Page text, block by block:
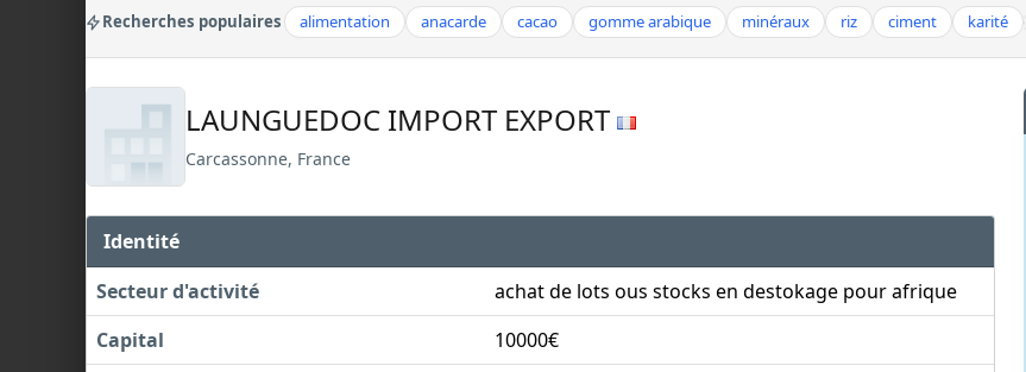
Recherches populaires alimentation anacarde cacao gomme arabique minéraux riz ciment karité
LAUNGUEDOC IMPORT EXPORT
Carcassonne, France
Identité
Secteur d'activité
achat de lots ous stocks en destokage pour afrique
Capital
10000€